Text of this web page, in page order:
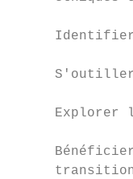
Explorer